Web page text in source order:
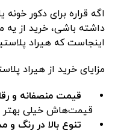
اگه قراره برای دکور
داشته باشی، خرید از
اینجاست که هیراد
مزایای خرید از هیراد
قیمت منصفانه و
قیمت‌هاش خیلی بهتر از
تنوع بالا در رنگ و